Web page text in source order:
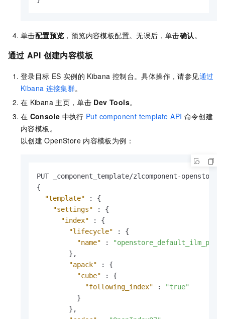
单击配置预览 ，预览内容模板配置。无误后，单击确认 。
通过 API 创建内容模板
登录目标 ES 实例的 Kibana 控制台。具体操作，请参见通过
Kibana 连接集群。
在 Kibana 主页，单击 Dev Tools。
在 Console 中执行 Put component template API 命令创建
内容模板。
以创建 OpenStore 内容模板为例：
{
"template"
:
{
"settings"
:
{
"index"
:
{
"lifecycle"
:
{
"name"
:
} ,
"apack"
:
{
"cube"
:
{
"following_index"
:
"true"
}
} ,